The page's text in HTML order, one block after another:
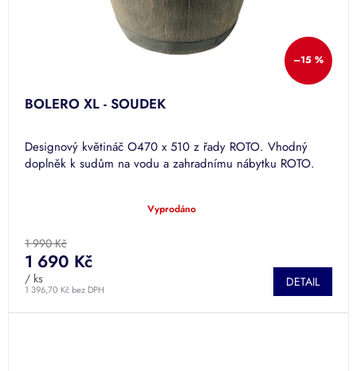
–15 %
BOLERO XL - SOUDEK
Designový květináč O470 x 510 z řady ROTO. Vhodný
doplněk k sudům na vodu a zahradnímu nábytku ROTO.
produktu
je
5,0
z
Vyprodáno
1 990 Kč
1 396,70 Kč bez DPH
1 690 Kč
/ ks DETAIL